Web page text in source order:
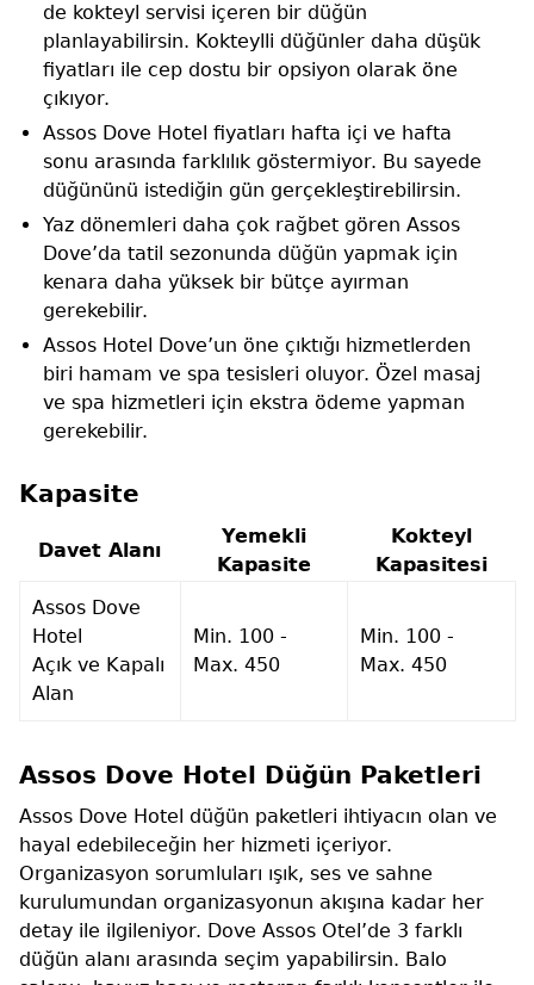
de kokteyl servisi içeren bir düğün
planlayabilirsin. Kokteylli düğünler daha düşük
fiyatları ile cep dostu bir opsiyon olarak öne
çıkıyor.
Assos Dove Hotel fiyatları hafta içi ve hafta
sonu arasında farklılık göstermiyor. Bu sayede
düğününü istediğin gün gerçekleştirebilirsin.
Yaz dönemleri daha çok rağbet gören Assos
Dove’da tatil sezonunda düğün yapmak için
kenara daha yüksek bir bütçe ayırman
gerekebilir.
Assos Hotel Dove’un öne çıktığı hizmetlerden
biri hamam ve spa tesisleri oluyor. Özel masaj
ve spa hizmetleri için ekstra ödeme yapman
gerekebilir.
Kapasite
Davet Alanı
Yemekli
Kapasite
Kokteyl
Kapasitesi
Assos Dove
Hotel
Açık ve Kapalı
Alan
Min. 100 -
Max. 450
Min. 100 -
Max. 450
Assos Dove Hotel Düğün Paketleri
Assos Dove Hotel düğün paketleri ihtiyacın olan ve
hayal edebileceğin her hizmeti içeriyor.
Organizasyon sorumluları ışık, ses ve sahne
kurulumundan organizasyonun akışına kadar her
detay ile ilgileniyor. Dove Assos Otel’de 3 farklı
düğün alanı arasında seçim yapabilirsin. Balo